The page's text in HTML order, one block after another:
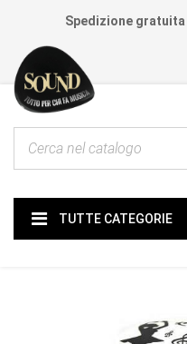
Spedizione gratuita
TUTTE CATEGORIE